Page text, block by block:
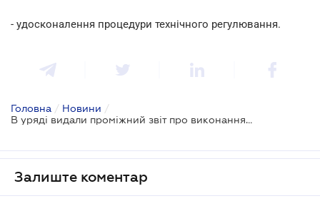
- удосконалення процедури технічного регулювання.
Головна / Новини /
В уряді видали проміжний звіт про виконання Плану з дерегуляції бізнесу
Залиште коментар